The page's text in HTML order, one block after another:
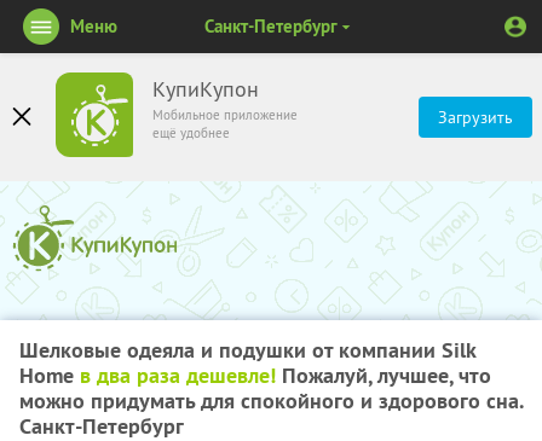
КупиКупон
Мобильное приложение
ещё удобнее
Загрузить
Меню Санкт-Петербург
Шелковые одеяла и подушки от компании Silk
Home в два раза дешевле! Пожалуй, лучшее, что
можно придумать для спокойного и здорового сна.
Санкт-Петербург